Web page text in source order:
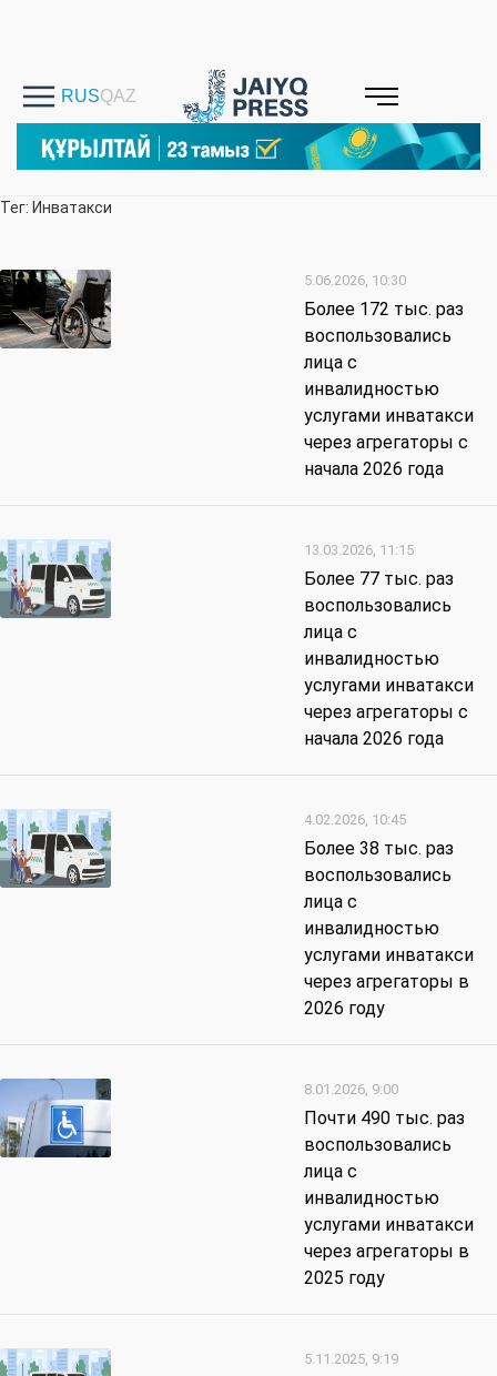
Тег: Инватакси
5.06.2026, 10:30
Более 172 тыс. раз
воспользовались
лица с
инвалидностью
услугами инватакси
через агрегаторы с
начала 2026 года
13.03.2026, 11:15
Более 77 тыс. раз
воспользовались
лица с
инвалидностью
услугами инватакси
через агрегаторы с
начала 2026 года
4.02.2026, 10:45
Более 38 тыс. раз
воспользовались
лица с
инвалидностью
услугами инватакси
через агрегаторы в
2026 году
8.01.2026, 9:00
Почти 490 тыс. раз
воспользовались
лица с
инвалидностью
услугами инватакси
через агрегаторы в
2025 году
5.11.2025, 9:19